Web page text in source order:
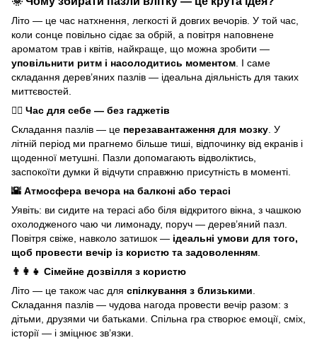
Літо — це час натхнення, легкості й довгих вечорів. У той час,
коли сонце повільно сідає за обрій, а повітря наповнене
ароматом трав і квітів, найкраще, що можна зробити —
уповільнити ритм і насолодитись моментом. І саме
складання дерев’яних пазлів — ідеальна діяльність для таких
миттєвостей.
🧘‍♀️ Час для себе — без гаджетів
Складання пазлів — це перезавантаження для мозку. У
літній період ми прагнемо більше тиші, відпочинку від екранів і
щоденної метушні. Пазли допомагають відволіктись,
заспокоїти думки й відчути справжню присутність в моменті.
🌇 Атмосфера вечора на балконі або терасі
Уявіть: ви сидите на терасі або біля відкритого вікна, з чашкою
охолодженого чаю чи лимонаду, поруч — дерев’яний пазл.
Повітря свіже, навколо затишок — ідеальні умови для того,
щоб провести вечір із користю та задоволенням.
👨‍👩‍👧 Сімейне дозвілля з користю
Літо — це також час для спілкування з близькими.
Складання пазлів — чудова нагода провести вечір разом: з
дітьми, друзями чи батьками. Спільна гра створює емоції, сміх,
історії — і зміцнює зв’язки.